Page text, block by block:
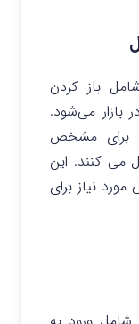
باز کردن
بازار می‌شود.
برای مشخص
می کنند. این
نیاز برای